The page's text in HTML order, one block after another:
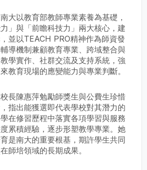
大以教育部教師專業素養為基礎，
」與「前瞻科技力」兩大核心，建
並以TEACH PRO精神作為師資發
導機制兼顧教育專業、跨域整合與
學實作、社群交流及支持系統，強
教育現場的應變能力與專業判斷。
長陳惠萍勉勵師獎生與公費生珍惜
指出能獲選即代表學校對其潛力的
在修習歷程中落實各項學習與服務
累積經驗，逐步形塑教學專業。她
是南大的重要根基，期許學生共同
師培領域的長期成果。